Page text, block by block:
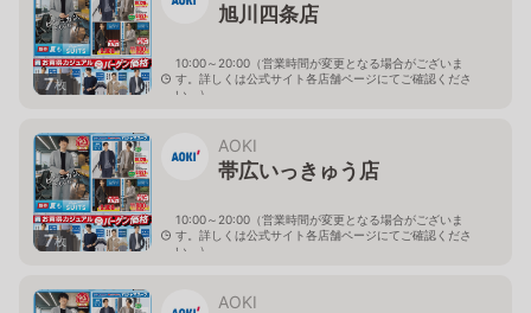
7枚
旭川四条店
10:00～20:00（営業時間が変更となる場合がございま
す。詳しくは公式サイト各店舗ページにてご確認くださ
い。）
7枚
AOKI
帯広いっきゅう店
10:00～20:00（営業時間が変更となる場合がございま
す。詳しくは公式サイト各店舗ページにてご確認くださ
い。）
AOKI